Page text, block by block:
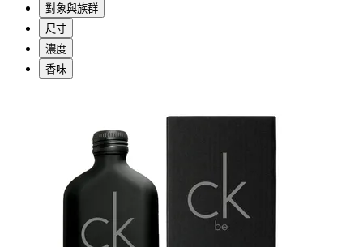
對象與族群
尺寸
濃度
香味